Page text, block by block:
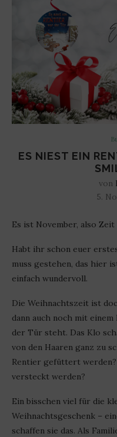
ES NIEST EIN
von
5.
Es ist November, also
Habt ihr schon euer
muss gestehen, das hier
einfach wundervoll.
Die Weihnachtszeit ist
dann auch noch mit
der Tür steht. Das Klo
von den Haaren ganz zu
Rentier gefüttert
versteckt werden?
Ein bisschen viel für die
Weihnachtsgeschenk –
schaffen sie das. Als